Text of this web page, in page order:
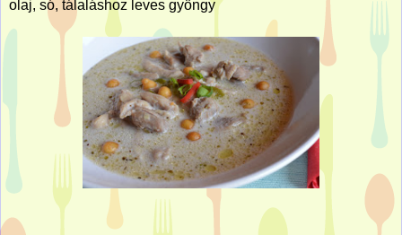
olaj, só, tálaláshoz leves gyöngy